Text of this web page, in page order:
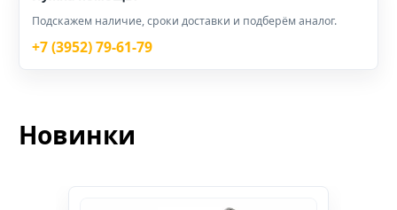
Подскажем наличие, сроки доставки и подберём аналог.
+7 (3952) 79-61-79
Новинки